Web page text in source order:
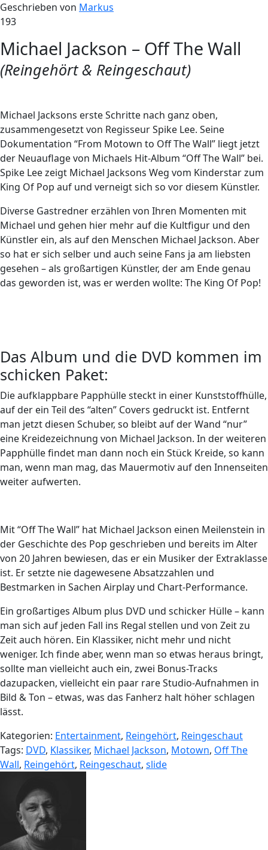
Geschrieben von Markus
193
Michael Jackson – Off The Wall
(Reingehört & Reingeschaut)
Michael Jacksons erste Schritte nach ganz oben,
zusammengesetzt von Regisseur Spike Lee. Seine
Dokumentation “From Motown to Off The Wall” liegt jetzt
der Neuauflage von Michaels Hit-Album “Off The Wall” bei.
Spike Lee zeigt Michael Jacksons Weg vom Kinderstar zum
King Of Pop auf und verneigt sich so vor diesem Künstler.
Diverse Gastredner erzählen von Ihren Momenten mit
Michael und gehen hier mehr auf die Kultfigur und den
Künstler ein, als auf den Menschen Michael Jackson. Aber
so hat er sich selber und auch seine Fans ja am liebsten
gesehen – als großartigen Künstler, der am Ende genau
das geworden ist, was er werden wollte: The King Of Pop!
Das Album und die DVD kommen im
schicken Paket:
Die aufklappbare Papphülle steckt in einer Kunststoffhülle,
auf der ein Teil des “alten” Covers gedruckt ist. Entfernt
man jetzt diesen Schuber, so bleibt auf der Wand “nur”
eine Kreidezeichnung von Michael Jackson. In der weiteren
Papphülle findet man dann noch ein Stück Kreide, so kann
man, wenn man mag, das Mauermotiv auf den Innenseiten
weiter aufwerten.
Mit “Off The Wall” hat Michael Jackson einen Meilenstein in
der Geschichte des Pop geschrieben und bereits im Alter
von 20 Jahren bewiesen, das er ein Musiker der Extraklasse
ist. Er setzte nie dagewesene Absatzzahlen und
Bestmarken in Sachen Airplay und Chart-Performance.
Ein großartiges Album plus DVD und schicker Hülle – kann
man sich auf jeden Fall ins Regal stellen und von Zeit zu
Zeit auch hören. Ein Klassiker, nicht mehr und nicht
weniger. Ich finde aber, wenn man so etwas heraus bringt,
sollte man vielleicht auch ein, zwei Bonus-Tracks
dazupacken, vielleicht ein paar rare Studio-Aufnahmen in
Bild & Ton – etwas, was das Fanherz halt höher schlagen
lässt.
Kategorien: Entertainment, Reingehört, Reingeschaut
Tags: DVD, Klassiker, Michael Jackson, Motown, Off The
Wall, Reingehört, Reingeschaut, slide